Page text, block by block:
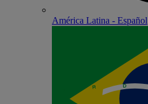
América Latina - Español